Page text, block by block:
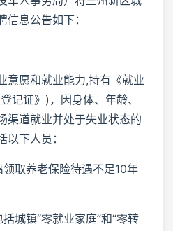
息公告如下：
意愿和就业能力,持有《就业
记证》)，因身体、年龄、
渠道就业并处于失业状态的
下人员：
取养老保险待遇不足10年
城镇“零就业家庭”和“零转